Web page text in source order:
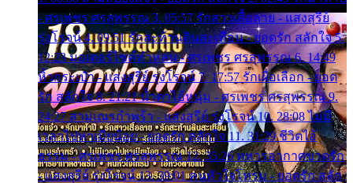
- ศรเพชร ศรสุพรรณ 3. 05:57 รักสาวเสื้อลาย - แสงสุรีย์
รุ่งโรจน์ 4. 09:51 รักสะท้านดินสะเทือน - ยอดรัก สลักใจ 5.
12:23 มอเตอร์ไซค์ทำหล่น - ศรเพชร ศรสุพรรณ 6. 14:49
หิ้วกระเป๋า - แสงสุรีย์ รุ่งโรจน์ 7. 17:57 รักเผื่อเลือก - ยอด
รัก สลักใจ 8. 21:21 น้ำตาไอ้หนุ่ม - ศรเพชร ศรสุพรรณ 9.
24:27 สามเณรกำพร้า - แสงสุรีย์ รุ่งโรจน์ 10. 28:08 ไม่มี
เวลาไปหาเมียน้อย - ยอดรัก สลักใจ 11. 31:29 ชีวิตไอ้
ธรรม - ศรเพชร ศรสุพรรณ 12. 35:26 ทหารอากาศขาดรัก
- แสงสุรีย์ รุ่งโรจน์ 13. 39:01 คนหัวใจโทรม - ยอดรัก สลัก